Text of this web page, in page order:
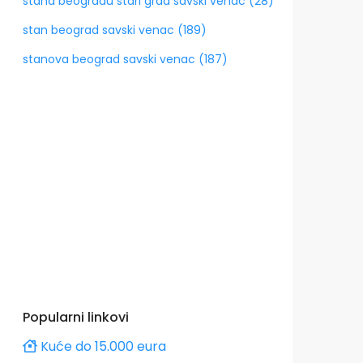
stan beograd savski venac (189)
stanova beograd savski venac (187)
Popularni linkovi
Kuće do 15.000 eura